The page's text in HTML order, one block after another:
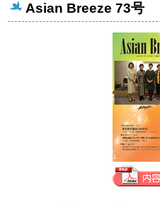
Asian Breeze 73号